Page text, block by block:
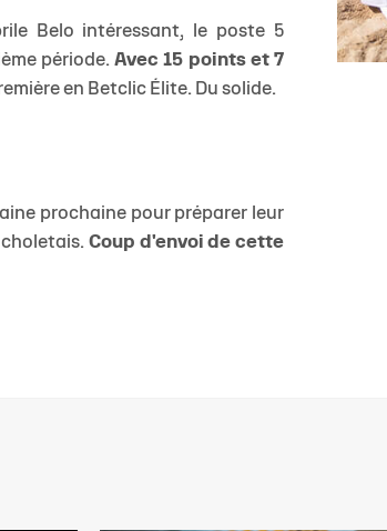
Belo intéressant, le poste 5
période. Avec 15 points et 7
en Betclic Élite. Du solide.
prochaine pour préparer leur
choletais.Coup d'envoi de cette